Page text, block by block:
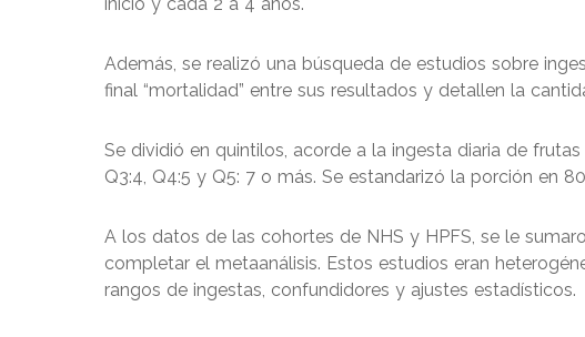
Además, se realizó una búsqueda de estudios sobre
final “mortalidad” entre sus resultados y detallen la
Se dividió en quintilos, acorde a la ingesta diaria de
Q3:4, Q4:5 y Q5: 7 o más. Se estandarizó la porción en
A los datos de las cohortes de NHS y HPFS, se le
completar el metaanálisis. Estos estudios eran
rangos de ingestas, confundidores y ajustes estadísticos.